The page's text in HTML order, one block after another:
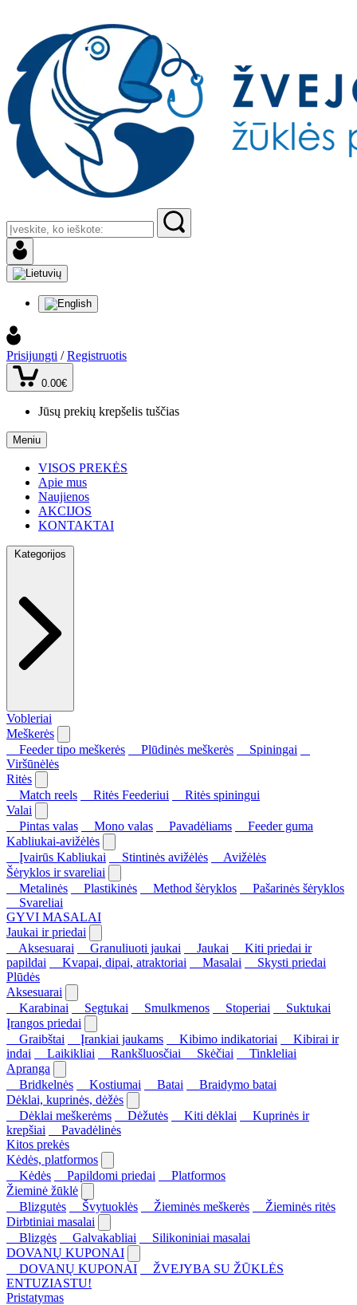
Prisijungti / Registruotis
0.00€
Jūsų prekių krepšelis tuščias
Meniu
VISOS PREKĖS
Apie mus
Naujienos
AKCIJOS
KONTAKTAI
Kategorijos
Vobleriai
Meškerės
Feeder tipo meškerės
Plūdinės meškerės
Spiningai
Viršūnėlės
Ritės
Match reels
Ritės Feederiui
Ritės spiningui
Valai
Pintas valas
Mono valas Pavadėliams
Feeder guma
Kabliukai-avižėlės
Įvairūs Kabliukai
Stintinės avižėlės
Avižėlės
Šėryklos ir svareliai
Metalinės
Plastikinės Method šėryklos
Pašarinės šėryklos
Svareliai
GYVI MASALAI
Jaukai ir priedai
Aksesuarai
Granuliuoti jaukai Jaukai
Kiti priedai ir
papildai
Kvapai, dipai, atraktoriai Masalai
Skysti priedai
Plūdės
Aksesuarai
Karabinai
Segtukai Smulkmenos Stoperiai
Suktukai
Įrangos priedai
Graibštai
Įrankiai jaukams Kibimo indikatoriai
Kibirai ir
indai
Laikikliai Rankšluosčiai Skėčiai
Tinkleliai
Apranga
Bridkelnės
Kostiumai Batai
Braidymo batai
Dėklai, kuprinės, dėžės
Dėklai meškerėms
Dėžutės Kiti dėklai
Kuprinės ir
krepšiai
Pavadėlinės
Kitos prekės
Kėdės, platformos
Kėdės
Papildomi priedai
Platformos
Žieminė žūklė
Blizgutės
Švytuoklės Žieminės meškerės
Žieminės ritės
Dirbtiniai masalai
Blizgės
Galvakabliai
Silikoniniai masalai
DOVANŲ KUPONAI
DOVANŲ KUPONAI
ŽVEJYBA SU ŽŪKLĖS
ENTUZIASTU!
Pristatymas